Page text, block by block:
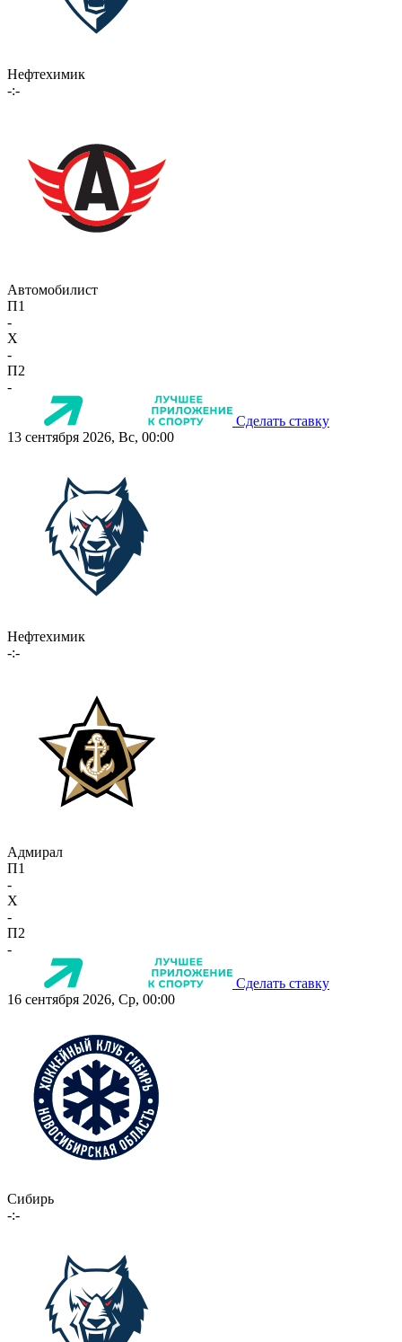
Нефтехимик
-:-
Автомобилист
П1
-
X
-
П2
-
Сделать ставку
13 сентября 2026, Вс, 00:00
Нефтехимик
-:-
Адмирал
П1
-
X
-
П2
-
Сделать ставку
16 сентября 2026, Ср, 00:00
Сибирь
-:-